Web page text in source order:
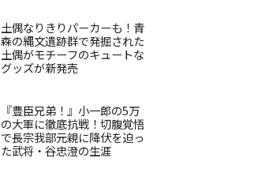
土偶なりきりパーカーも！青
森の縄文遺跡群で発掘された
土偶がモチーフのキュートな
グッズが新発売
『豊臣兄弟！』小一郎の5万
の大軍に徹底抗戦！切腹覚悟
で長宗我部元親に降伏を迫っ
た武将・谷忠澄の生涯